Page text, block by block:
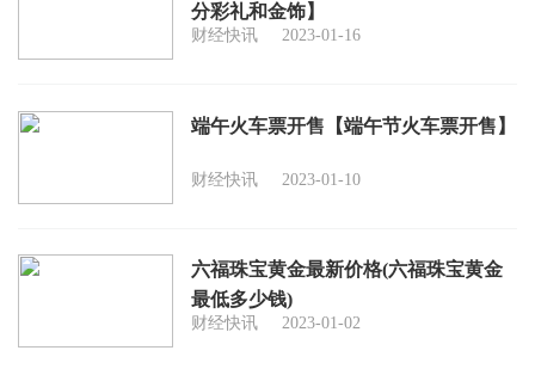
分彩礼和金饰】
财经快讯 2023-01-16
端午火车票开售【端午节火车票开售】
财经快讯 2023-01-10
六福珠宝黄金最新价格(六福珠宝黄金
最低多少钱)
财经快讯 2023-01-02